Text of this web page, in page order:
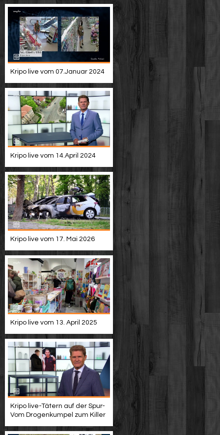
Kripo live vom 07.Januar 2024
Kripo live vom 14.April 2024
Kripo live vom 17. Mai 2026
Kripo live vom 13. April 2025
Kripo live-Tätern auf der Spur-
Vom Drogenkumpel zum Killer